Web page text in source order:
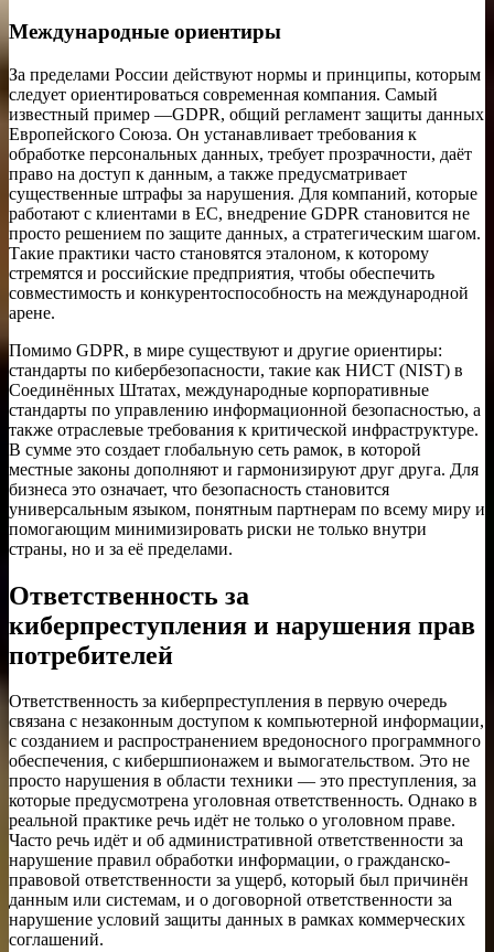
Международные ориентиры
За пределами России действуют нормы и принципы, которым
следует ориентироваться современная компания. Самый
известный пример —GDPR, общий регламент защиты данных
Европейского Союза. Он устанавливает требования к
обработке персональных данных, требует прозрачности, даёт
право на доступ к данным, а также предусматривает
существенные штрафы за нарушения. Для компаний, которые
работают с клиентами в ЕС, внедрение GDPR становится не
просто решением по защите данных, а стратегическим шагом.
Такие практики часто становятся эталоном, к которому
стремятся и российские предприятия, чтобы обеспечить
совместимость и конкурентоспособность на международной
арене.
Помимо GDPR, в мире существуют и другие ориентиры:
стандарты по кибербезопасности, такие как НИСТ (NIST) в
Соединённых Штатах, международные корпоративные
стандарты по управлению информационной безопасностью, а
также отраслевые требования к критической инфраструктуре.
В сумме это создает глобальную сеть рамок, в которой
местные законы дополняют и гармонизируют друг друга. Для
бизнеса это означает, что безопасность становится
универсальным языком, понятным партнерам по всему миру и
помогающим минимизировать риски не только внутри
страны, но и за её пределами.
Ответственность за
киберпреступления и нарушения прав
потребителей
Ответственность за киберпреступления в первую очередь
связана с незаконным доступом к компьютерной информации,
с созданием и распространением вредоносного программного
обеспечения, с кибершпионажем и вымогательством. Это не
просто нарушения в области техники — это преступления, за
которые предусмотрена уголовная ответственность. Однако в
реальной практике речь идёт не только о уголовном праве.
Часто речь идёт и об административной ответственности за
нарушение правил обработки информации, о гражданско-
правовой ответственности за ущерб, который был причинён
данным или системам, и о договорной ответственности за
нарушение условий защиты данных в рамках коммерческих
соглашений.